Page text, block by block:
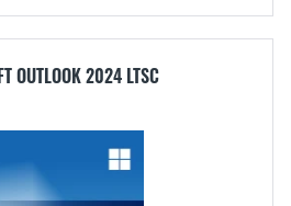
OUTLOOK 2024 LTSC